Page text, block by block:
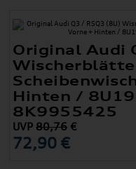
Original Audi
Hinten /
8K9955425
UVP80,76 €
72,90 €